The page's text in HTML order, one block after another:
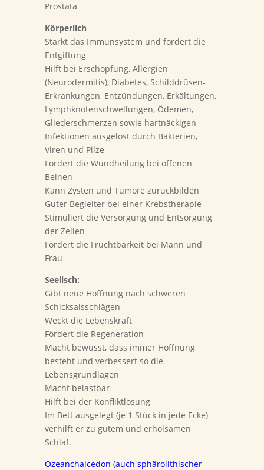
Prostata
Körperlich
Stärkt das Immunsystem und fördert die
Entgiftung
Hilft bei Erschöpfung, Allergien
(Neurodermitis), Diabetes, Schilddrüsen-
Erkrankungen, Entzündungen, Erkältungen,
Lymphknotenschwellungen, Ödemen,
Gliederschmerzen sowie hartnäckigen
Infektionen ausgelöst durch Bakterien,
Viren und Pilze
Fördert die Wundheilung bei offenen
Beinen
Kann Zysten und Tumore zurückbilden
Guter Begleiter bei einer Krebstherapie
Stimuliert die Versorgung und Entsorgung
der Zellen
Fördert die Fruchtbarkeit bei Mann und
Frau
Seelisch:
Gibt neue Hoffnung nach schweren
Schicksalsschlägen
Weckt die Lebenskraft
Fördert die Regeneration
Macht bewusst, dass immer Hoffnung
besteht und verbessert so die
Lebensgrundlagen
Macht belastbar
Hilft bei der Konfliktlösung
Im Bett ausgelegt (je 1 Stück in jede Ecke)
verhilft er zu gutem und erholsamen
Schlaf.
Ozeanchalcedon (auch sphärolithischer